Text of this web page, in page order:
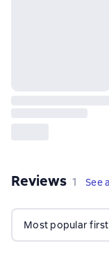
Reviews 1
1 See
Most popular first